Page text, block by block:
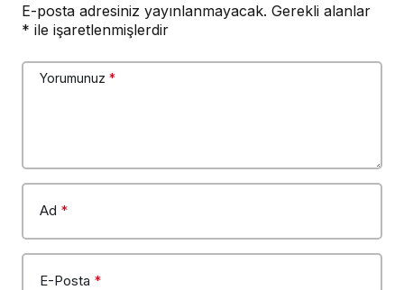
E-posta adresiniz yayınlanmayacak. Gerekli alanlar
* ile işaretlenmişlerdir
Yorumunuz *
Ad *
E-Posta *